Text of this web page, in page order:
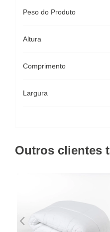
Peso do Produto
Altura
Comprimento
Largura
Outros clientes